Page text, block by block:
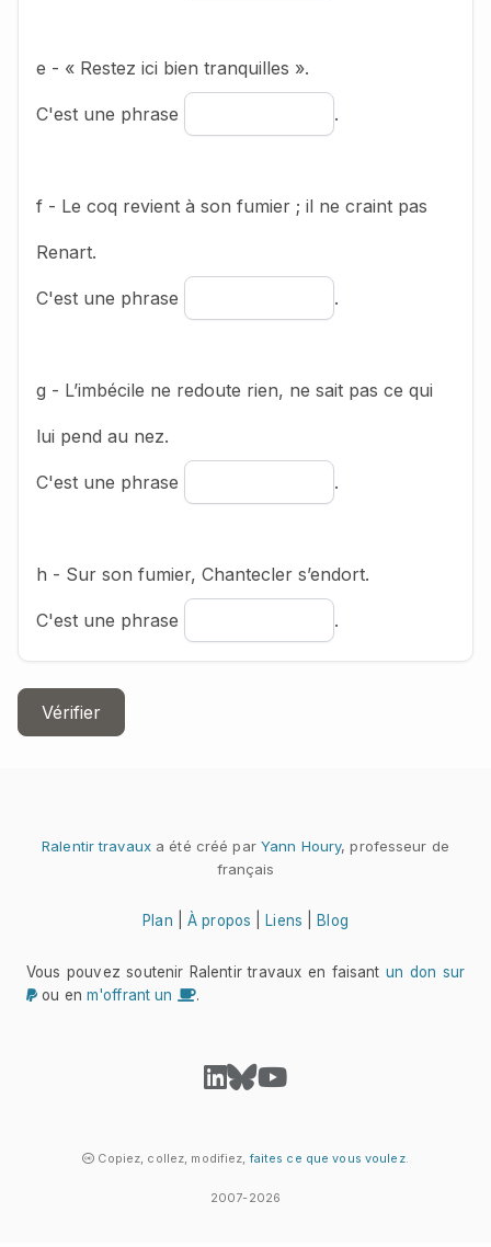
e - « Restez ici bien tranquilles ».
C'est une phrase .
f - Le coq revient à son fumier ; il ne craint pas
Renart.
C'est une phrase .
g - L’imbécile ne redoute rien, ne sait pas ce qui
lui pend au nez.
C'est une phrase .
h - Sur son fumier, Chantecler s’endort.
C'est une phrase .
Vérifier
Ralentir travauxa été créé par Yann Houry, professeur de
français
Plan |À propos Liens Blog
Vous pouvez soutenir Ralentir travaux en faisant un don sur
ou en m'offrant un .
Copiez, collez, modifiez,faites ce que vous voulez.
2007-2026